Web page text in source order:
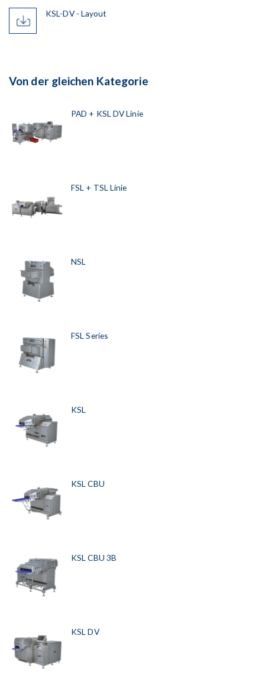
KSL-DV - Layout
Von der gleichen Kategorie
PAD + KSL DV Linie
FSL + TSL Linie
NSL
FSL Series
KSL
KSL CBU
KSL CBU 3B
KSL DV